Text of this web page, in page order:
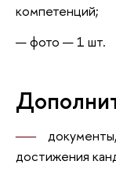
компетенций;
фото — 1 шт.
достижения